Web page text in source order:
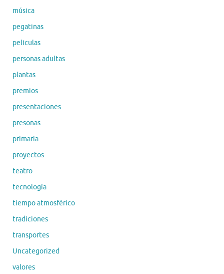
música
pegatinas
peliculas
personas adultas
plantas
premios
presentaciones
presonas
primaria
proyectos
teatro
tecnología
tiempo atmosférico
tradiciones
transportes
Uncategorized
valores